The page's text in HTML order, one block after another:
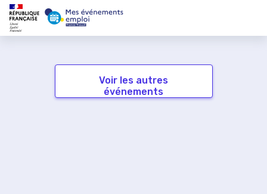
Voir les autres
événements